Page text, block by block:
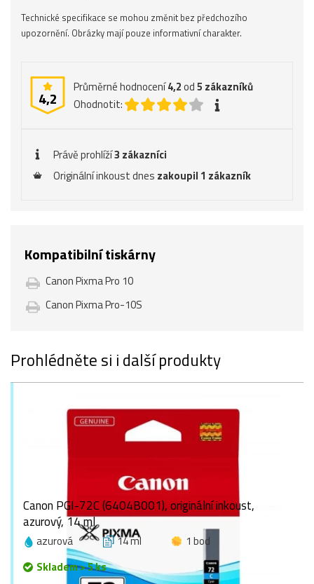
Technické specifikace se mohou změnit bez předchozího
upozornění. Obrázky mají pouze informativní charakter.
4,2
Průměrné hodnocení4,2od5 zákazníků
Ohodnotit:
Právě prohlíží3 zákazníci
Originální inkoust dnes zakoupil 1 zákazník
Kompatibilní tiskárny
Canon Pixma Pro 10
Canon Pixma Pro-10S
Prohlédněte si i další produkty
Canon PGI-72C (6404B001), originální inkoust,
azurový, 14 ml
azurová 14 ml
1 bod
Skladem > 5 ks